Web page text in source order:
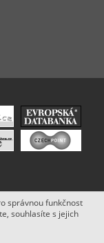
vytvořil a spravuje
správnou funkčnost
souhlasíte s jejich